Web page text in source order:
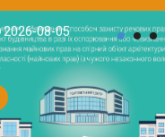
2026-08-05
2026-08-03